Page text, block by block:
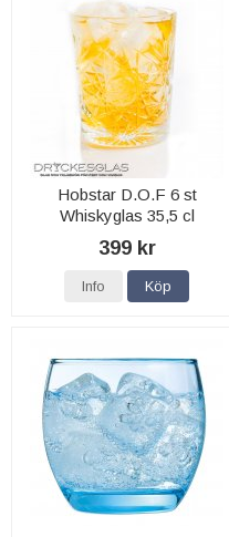
Hobstar D.O.F 6 st
Whiskyglas 35,5 cl
399 kr
Info Köp